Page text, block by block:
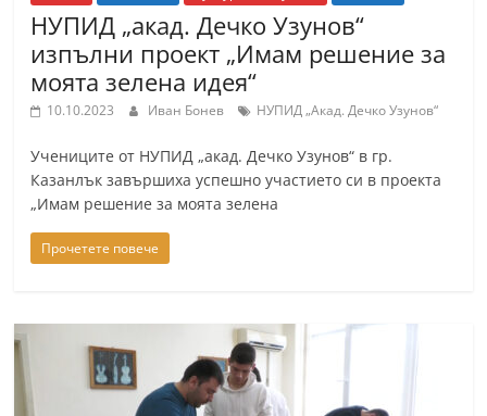
НУПИД „акад. Дечко Узунов“
изпълни проект „Имам решение за
моята зелена идея“
10.10.2023 Иван Бонев НУПИД „Акад. Дечко Узунов“
Учениците от НУПИД „акад. Дечко Узунов“ в гр.
Казанлък завършиха успешно участието си в проекта
„Имам решение за моята зелена
Прочетете повече